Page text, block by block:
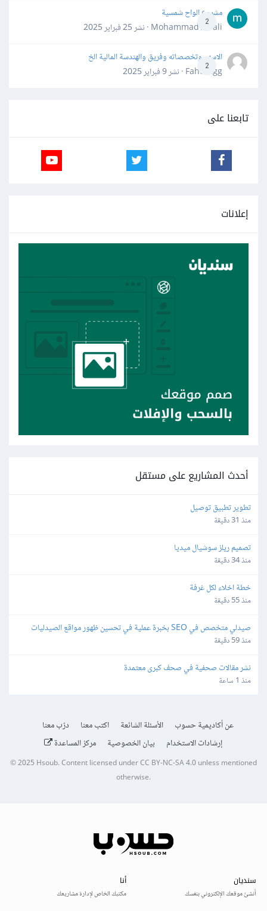
2
مشروع الواح شمسية
Mohammad Awali · نشر
25 فبراير 2025
2
الاسهم وتخصصاته وفريق والهندسة المالية الخ
Fahd Ggg · نشر
9 فبراير 2025
تابعنا على
إعلانات
أحدث المشاريع على مستقل
تطوير تطبيق توصيل
منذ 31 دقيقة
تصميم ريلز سوشيال ميديا
منذ 34 دقيقة
خطة اخلاء لكل غرفة
منذ 55 دقيقة
الإلكترونية
منذ 59 دقيقة
نشر مقالات صحفية في صحف كبرى معتمدة
منذ 1 ساعة
عن أكاديمية حسوب الأسئلة الشائعة اكتب معنا
درّب معنا
إرشادات الاستخدام
بيان الخصوصية مركز المساعدة
© 2025 Hsoub.Content licensed underCC BY-NC-SA 4.0unless mentioned
otherwise.